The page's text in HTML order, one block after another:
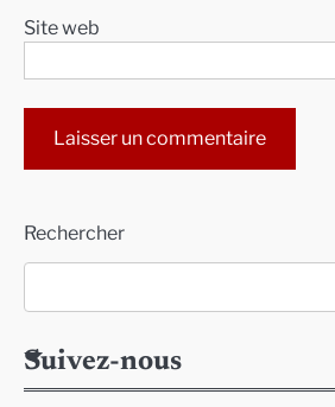
Site web
Rechercher
Suivez-nous